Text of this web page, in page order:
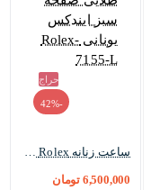
حراج
-42%
ساعت زنانه Rolex دورنگ طلایی صفحه سبز ایندکس یونانی Rolex-7155-L
6,500,000 تومان